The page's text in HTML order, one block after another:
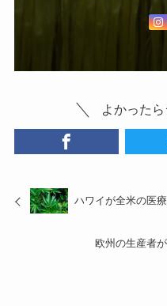
よかったら
ハワイが全米の医
欧州の生産者